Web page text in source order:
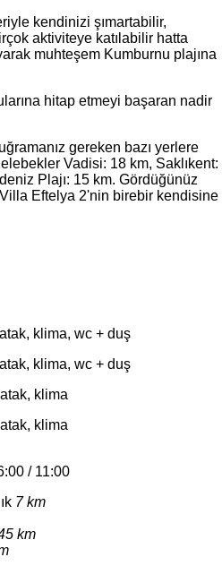
kendinizi şımartabilir,
aktiviteye katılabilir hatta
muhteşem Kumburnu plajına
hitap etmeyi başaran nadir
gereken bazı yerlere
Vadisi: 18 km, Saklıkent:
Plajı: 15 km. Gördüğünüz
Eftelya 2'nin birebir kendisine
klima, wc + duş
klima, wc + duş
klima
klima
/ 11:00
7 km
km